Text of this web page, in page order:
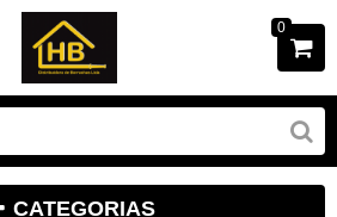
0
CATEGORIAS